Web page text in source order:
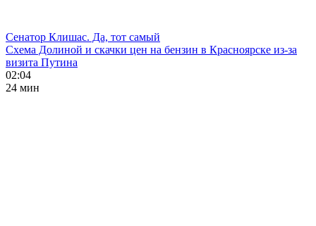
Сенатор Клишас. Да, тот самый
Схема Долиной и скачки цен на бензин в Красноярске из-за
визита Путина
02:04
24 мин